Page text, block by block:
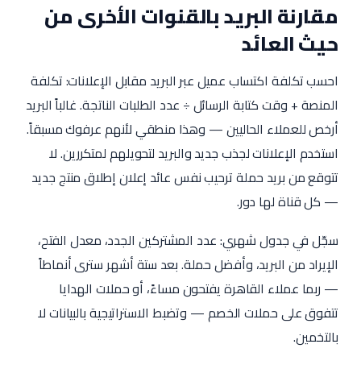
مقارنة البريد بالقنوات الأخرى من
حيث العائد
احسب تكلفة اكتساب عميل عبر البريد مقابل الإعلانات: تكلفة
المنصة + وقت كتابة الرسائل ÷ عدد الطلبات الناتجة. غالباً البريد
أرخص للعملاء الحاليين — وهذا منطقي لأنهم عرفوك مسبقاً.
استخدم الإعلانات لجذب جديد والبريد لتحويلهم لمتكررين. لا
تتوقع من بريد حملة ترحيب نفس عائد إعلان إطلاق منتج جديد
— كل قناة لها دور.
سجّل في جدول شهري: عدد المشتركين الجدد، معدل الفتح،
الإيراد من البريد، وأفضل حملة. بعد ستة أشهر سترى أنماطاً
— ربما عملاء القاهرة يفتحون مساءً، أو حملات الهدايا
تتفوق على حملات الخصم — وتضبط الاستراتيجية بالبيانات لا
بالتخمين.